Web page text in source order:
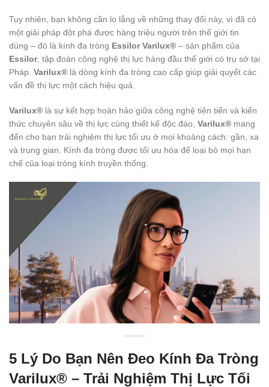
Tuy nhiên, bạn không cần lo lắng về những thay đổi này, vì đã có
một giải pháp đột phá được hàng triệu người trên thế giới tin
dùng – đó là kính đa tròng Essilor Varilux® – sản phẩm của
Essilor, tập đoàn công nghệ thị lực hàng đầu thế giới có trụ sở tại
Pháp. Varilux® là dòng kính đa tròng cao cấp giúp giải quyết các
vấn đề thị lực một cách hiệu quả.
Varilux® là sự kết hợp hoàn hảo giữa công nghệ tiên tiến và kiến
thức chuyên sâu về thị lực cùng thiết kế độc đáo, Varilux® mang
đến cho bạn trải nghiệm thị lực tối ưu ở mọi khoảng cách: gần, xa
và trung gian. Kính đa tròng được tối ưu hóa để loại bỏ mọi hạn
chế của loại tròng kính truyền thống.
5 Lý Do Bạn Nên Đeo Kính Đa Tròng
Varilux® – Trải Nghiệm Thị Lực Tối